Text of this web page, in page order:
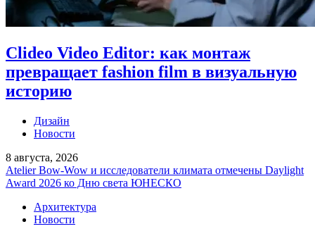
Clideo Video Editor: как монтаж
превращает fashion film в визуальную
историю
Дизайн
Новости
8 августа, 2026
Atelier Bow-Wow и исследователи климата отмечены Daylight
Award 2026 ко Дню света ЮНЕСКО
Архитектура
Новости